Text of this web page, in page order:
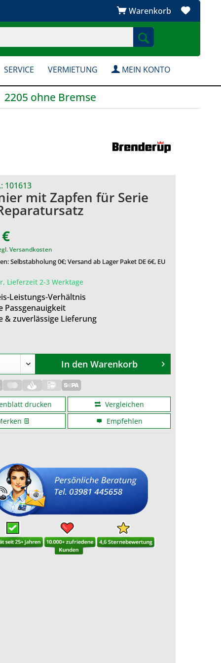
Warenkorb
SERVICE VERMIETUNG MEIN KONTO
2205 ohne Bremse
101613
mit Zapfen für Serie
Versandkosten
Selbstabholung 0€; Versand ab Lager Paket DE 6€, EU
Lieferzeit 2-3 Werktage
Leistungs-Verhältnis
Passgenauigkeit
& zuverlässige Lieferung
In den Warenkorb
drucken
Vergleichen
Empfehlen